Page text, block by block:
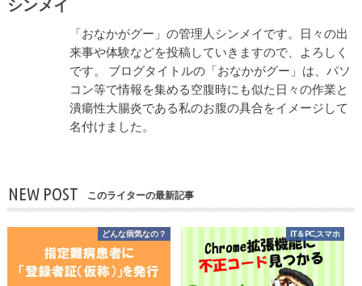
シンメイ
「おなかがグー」の管理人シンメイです。日々の出
来事や体験などを投稿していきますので、よろしく
です。 ブログタイトルの「おなかがグー」は、パソ
コン等で情報を集める空腹時にも似た日々の作業と
潰瘍性大腸炎である私のお腹の具合をイメージして
名付けました。
NEW POST このライターの最新記事
どんな病気なの？ IT＆PC,スマホ